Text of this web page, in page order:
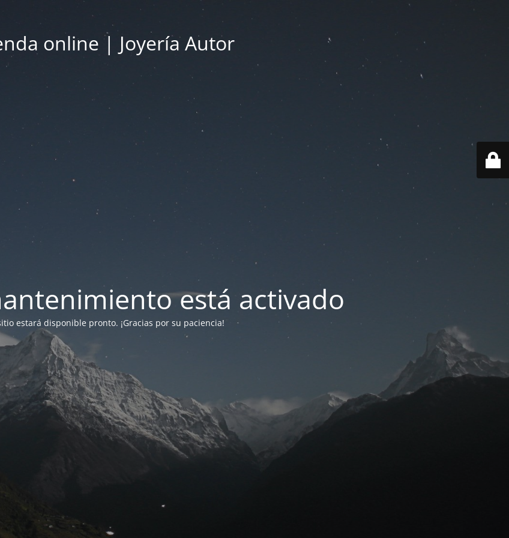
online | Joyería Autor
está activado
estará disponible pronto. ¡Gracias por su paciencia!